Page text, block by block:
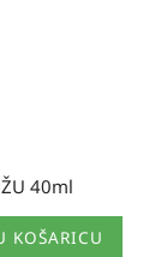
40ml
KOŠARICU